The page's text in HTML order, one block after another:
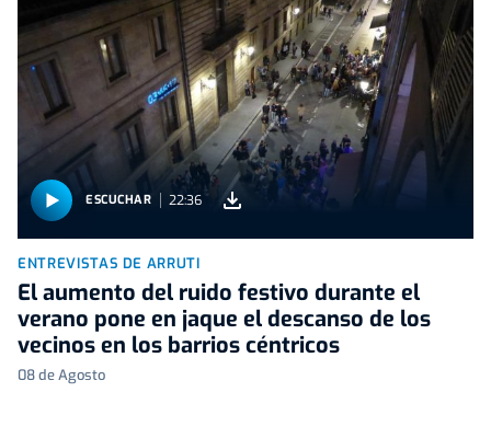
ESCUCHAR 22:36
ENTREVISTAS DE ARRUTI
El aumento del ruido festivo durante el
verano pone en jaque el descanso de los
vecinos en los barrios céntricos
08 de Agosto